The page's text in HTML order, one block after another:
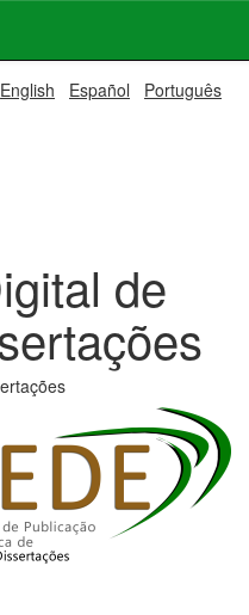
English Español Português
de